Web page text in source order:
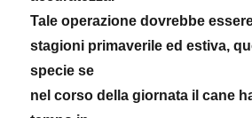
Tale operazione dovrebbe
stagioni primaverile ed estiva,
specie se
nel corso della giornata il cane